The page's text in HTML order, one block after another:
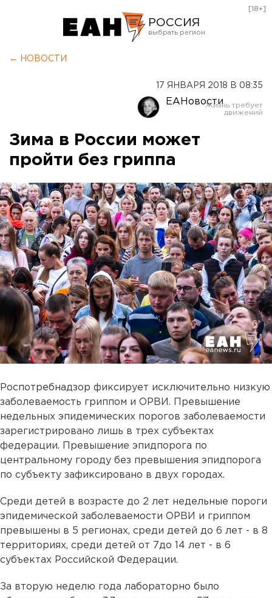
РОССИЯ
Оренбург
[18+]
← НОВОСТИ
17 ЯНВАРЯ 2018 В 08:35
ЕАНовости
Зима в России может
пройти без гриппа
Роспотребнадзор фиксирует исключительно низкую
заболеваемость гриппом и ОРВИ. Превышение
недельных эпидемических порогов заболеваемости
зарегистрировано лишь в трех субъектах
федерации. Превышение эпидпорога по
центральному городу без превышения эпидпорога
по субъекту зафиксировано в двух городах.
Среди детей в возрасте до 2 лет недельные пороги
эпидемической заболеваемости ОРВИ и гриппом
превышены в 5 регионах, среди детей до 6 лет - в 8
территориях, среди детей от 7до 14 лет - в 6
субъектах Российской Федерации.
За вторую неделю года лабораторно было